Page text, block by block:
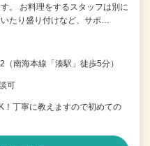
。 お料理をするスタッフは別に
たり盛り付けなど、サポ…
南海本線「湊駅」徒歩5分）
可
丁寧に教えますので初めての